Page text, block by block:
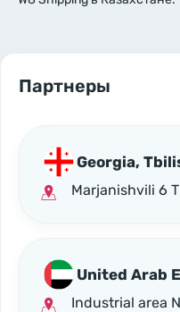
Партнеры
Georgia,
Marjanishvili 6
United Arab
Industrial area